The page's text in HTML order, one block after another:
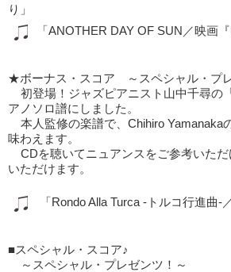
り」
「ANOTHER DAY OF SUN／映画
★ボーナス・スコア ～スペシャル・プ
初登場！ジャズピアニスト山中千尋の
アノソロ譜にしました。
本人監修の楽譜で、Chihiro Yamanaka
味わえます。
CDを聴いてニュアンスをご参考いただ
いただけます。
「Rondo Alla Turca -トルコ行進曲-
■スペシャル・スコア♪
～スペシャル・プレゼンツ！～